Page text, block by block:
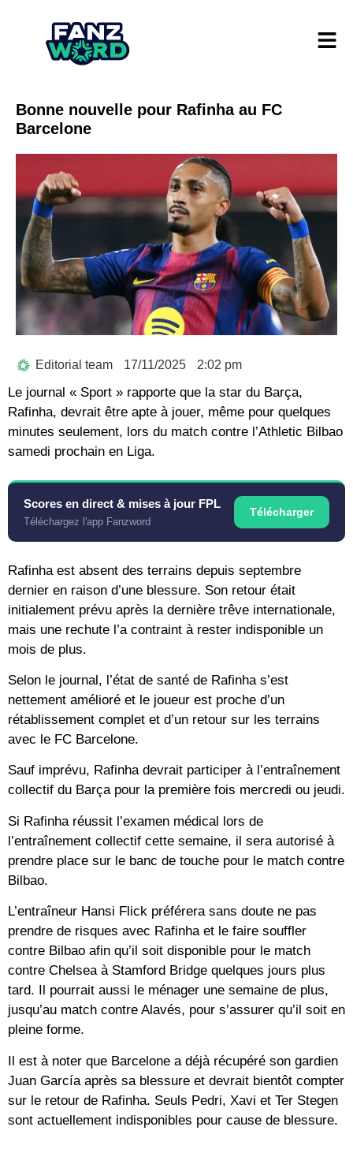
Bonne nouvelle pour Rafinha au FC
Barcelone
Editorial team 17/11/2025 2:02 pm
Le journal « Sport » rapporte que la star du Barça,
Rafinha, devrait être apte à jouer, même pour quelques
minutes seulement, lors du match contre l’Athletic Bilbao
samedi prochain en Liga.
Scores en direct & mises à jour FPL
Téléchargez l'app Fanzword
Télécharger
Rafinha est absent des terrains depuis septembre
dernier en raison d’une blessure. Son retour était
initialement prévu après la dernière trêve internationale,
mais une rechute l’a contraint à rester indisponible un
mois de plus.
Selon le journal, l’état de santé de Rafinha s’est
nettement amélioré et le joueur est proche d’un
rétablissement complet et d’un retour sur les terrains
avec le FC Barcelone.
Sauf imprévu, Rafinha devrait participer à l’entraînement
collectif du Barça pour la première fois mercredi ou jeudi.
Si Rafinha réussit l’examen médical lors de
l’entraînement collectif cette semaine, il sera autorisé à
prendre place sur le banc de touche pour le match contre
Bilbao.
L’entraîneur Hansi Flick préférera sans doute ne pas
prendre de risques avec Rafinha et le faire souffler
contre Bilbao afin qu’il soit disponible pour le match
contre Chelsea à Stamford Bridge quelques jours plus
tard. Il pourrait aussi le ménager une semaine de plus,
jusqu’au match contre Alavés, pour s’assurer qu’il soit en
pleine forme.
Il est à noter que Barcelone a déjà récupéré son gardien
Juan García après sa blessure et devrait bientôt compter
sur le retour de Rafinha. Seuls Pedri, Xavi et Ter Stegen
sont actuellement indisponibles pour cause de blessure.